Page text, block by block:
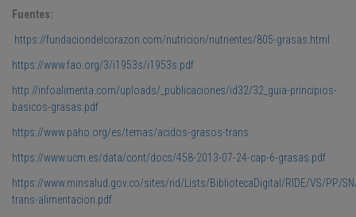
Fuentes:
https://fundaciondelcorazon.com/nutricion/nutrientes/805-grasas.html
https://www.fao.org/3/i1953s/i1953s.pdf
http://infoalimenta.com/uploads/_publicaciones/id32/32_guia-principios-
basicos-grasas.pdf
https://www.paho.org/es/temas/acidos-grasos-trans
https://www.ucm.es/data/cont/docs/458-2013-07-24-cap-6-grasas.pdf
https://www.minsalud.gov.co/sites/rid/Lists/BibliotecaDigital/RIDE/VS/PP/
trans-alimentacion.pdf